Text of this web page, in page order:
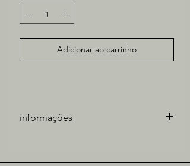
Adicionar ao carrinho
informações